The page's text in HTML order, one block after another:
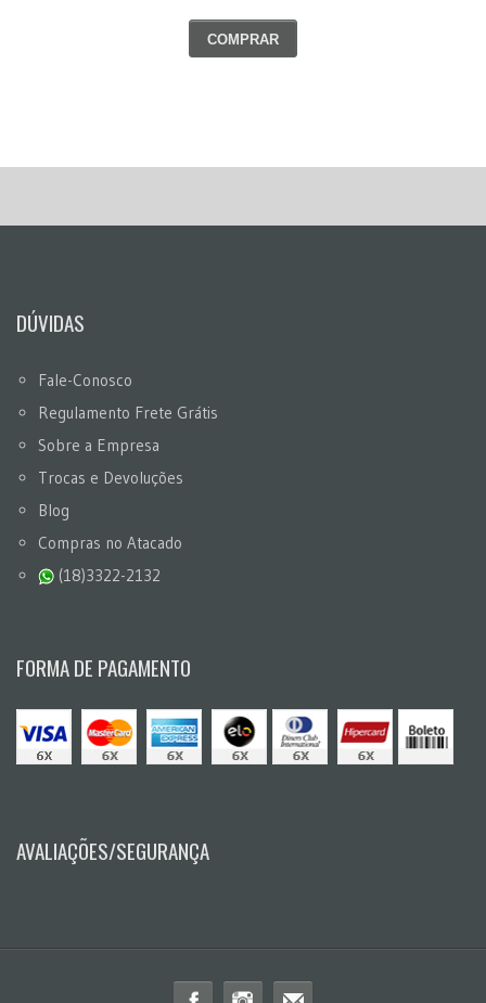
COMPRAR
DÚVIDAS
Fale-Conosco
Regulamento Frete Grátis
Sobre a Empresa
Trocas e Devoluções
Blog
Compras no Atacado
(18)3322-2132
FORMA DE PAGAMENTO
AVALIAÇÕES/SEGURANÇA